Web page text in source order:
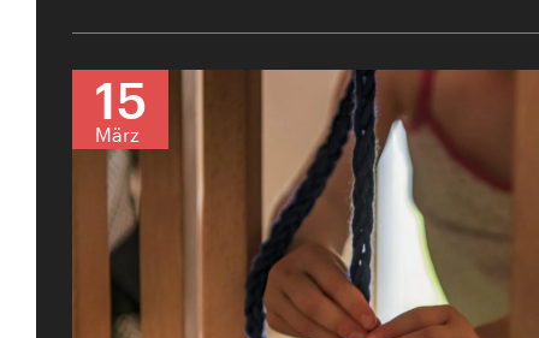
SPIELPLATZ
Vergangen
Gefällt Ihnen
15
März